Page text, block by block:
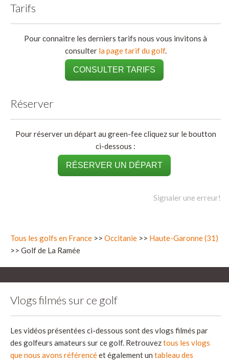
Tarifs
Pour connaitre les derniers tarifs nous vous invitons à
consulter la page tarif du golf.
CONSULTER TARIFS
Réserver
Pour réserver un départ au green-fee cliquez sur le boutton
ci-dessous :
RÉSERVER UN DÉPART
Signaler une erreur!
Tous les golfs en France >> Occitanie >> Haute-Garonne (31)
>> Golf de La Ramée
Vlogs filmés sur ce golf
Les vidéos présentées ci-dessous sont des vlogs filmés par
des golfeurs amateurs sur ce golf. Retrouveztous les vlogs
que nous avons référencéet également un tableau des